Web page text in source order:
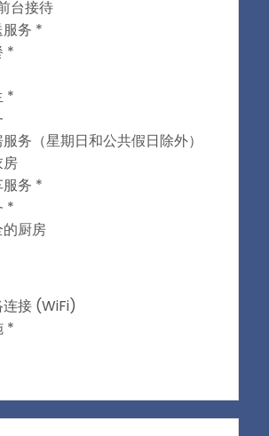
台接待
务 *
*
*
务（星期日和公共假日除外）
房
务 *
*
厨房
接 (WiFi)
*